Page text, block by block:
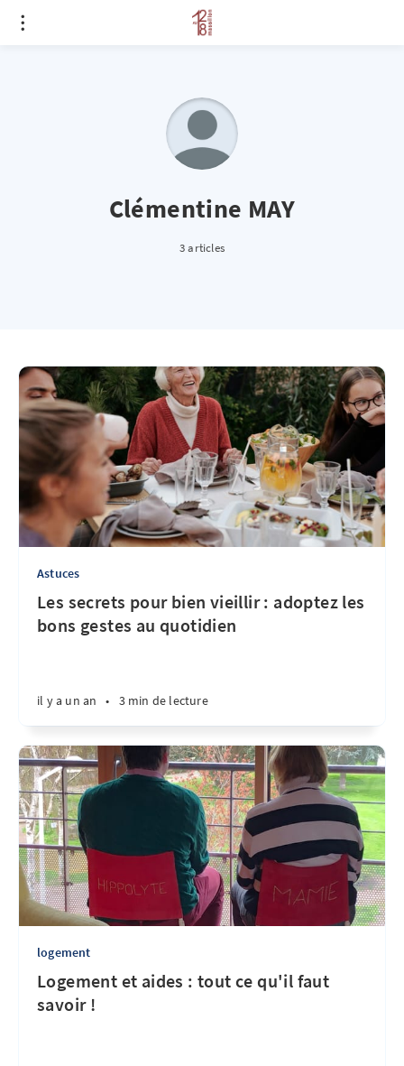
Clémentine MAY
3 articles
Astuces
Les secrets pour bien vieillir : adoptez les
bons gestes au quotidien
il y a un an • 3 min de lecture
logement
Logement et aides : tout ce qu'il faut
savoir !